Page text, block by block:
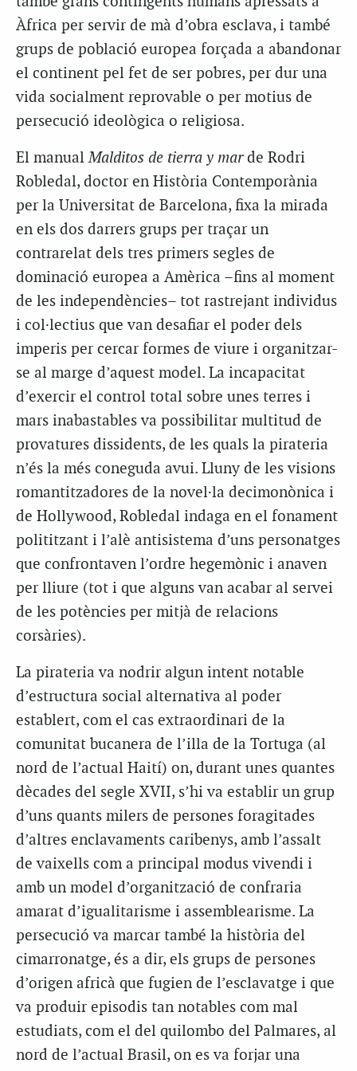
Àfrica per servir de mà d’obra esclava, i també
grups de població europea forçada a abandonar
el continent pel fet de ser pobres, per dur una
vida socialment reprovable o per motius de
persecució ideològica o religiosa.
El manualMalditos de tierra y marde Rodri
Robledal, doctor en Història Contemporània
per la Universitat de Barcelona, fixa la mirada
en els dos darrers grups per traçar un
contrarelat dels tres primers segles de
dominació europea a Amèrica –fins al moment
de les independències– tot rastrejant individus
i col·lectius que van desafiar el poder dels
imperis per cercar formes de viure i organitzar-
se al marge d’aquest model. La incapacitat
d’exercir el control total sobre unes terres i
mars inabastables va possibilitar multitud de
provatures dissidents, de les quals la pirateria
n’és la més coneguda avui. Lluny de les visions
romantitzadores de la novel·la decimonònica i
de Hollywood, Robledal indaga en el fonament
polititzant i l’alè antisistema d’uns personatges
que confrontaven l’ordre hegemònic i anaven
per lliure (tot i que alguns van acabar al servei
de les potències per mitjà de relacions
corsàries).
La pirateria va nodrir algun intent notable
d’estructura social alternativa al poder
establert, com el cas extraordinari de la
comunitat bucanera de l’illa de la Tortuga (al
nord de l’actual Haití) on, durant unes quantes
dècades del segle XVII, s’hi va establir un grup
d’uns quants milers de persones foragitades
d’altres enclavaments caribenys, amb l’assalt
de vaixells com a principal modus vivendi i
amb un model d’organització de confraria
amarat d’igualitarisme i assemblearisme. La
persecució va marcar també la història del
cimarronatge, és a dir, els grups de persones
d’origen africà que fugien de l’esclavatge i que
va produir episodis tan notables com mal
estudiats, com el del quilombo del Palmares, al
nord de l’actual Brasil, on es va forjar una